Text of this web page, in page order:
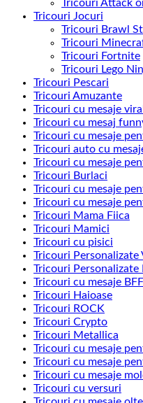
Tricouri Attack
Tricouri Jocuri
Tricouri Brawl
Tricouri
Tricouri Fortnite
Tricouri Lego
Tricouri Pescari
Tricouri Amuzante
Tricouri cu mesaje
Tricouri cu mesaj
Tricouri cu mesaje
Tricouri auto cu
Tricouri cu mesaje
Tricouri Burlaci
Tricouri cu mesaje
Tricouri cu mesaje
Tricouri Mama Fiica
Tricouri Mamici
Tricouri cu pisici
Tricouri
Tricouri Personalizate
Tricouri cu mesaje BFF
Tricouri Haioase
Tricouri ROCK
Tricouri Crypto
Tricouri Metallica
Tricouri cu mesaje
Tricouri cu mesaje
Tricouri cu mesaje
Tricouri cu versuri